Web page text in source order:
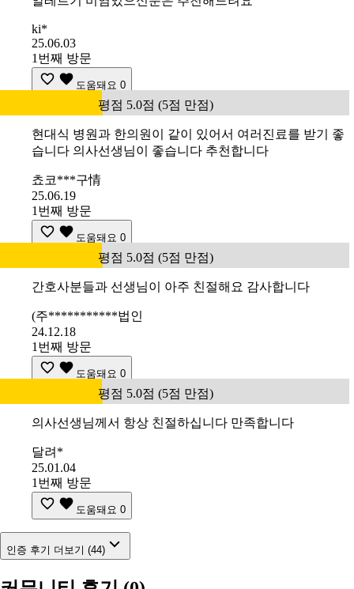
ki*
25.06.03
1번째 방문
도움돼요 0
평점 5.0점 (5점 만점)
현대식 병원과 한의원이 같이 있어서 여러진료를 받기 좋
습니다 의사선생님이 좋습니다 추천합니다
쵸코***구情
25.06.19
1번째 방문
도움돼요 0
평점 5.0점 (5점 만점)
간호사분들과 선생님이 아주 친절해요 감사합니다
(주***********법인
24.12.18
1번째 방문
도움돼요 0
평점 5.0점 (5점 만점)
의사선생님께서 항상 친절하십니다 만족합니다
달려*
25.01.04
1번째 방문
도움돼요 0
인증 후기 더보기 (44)